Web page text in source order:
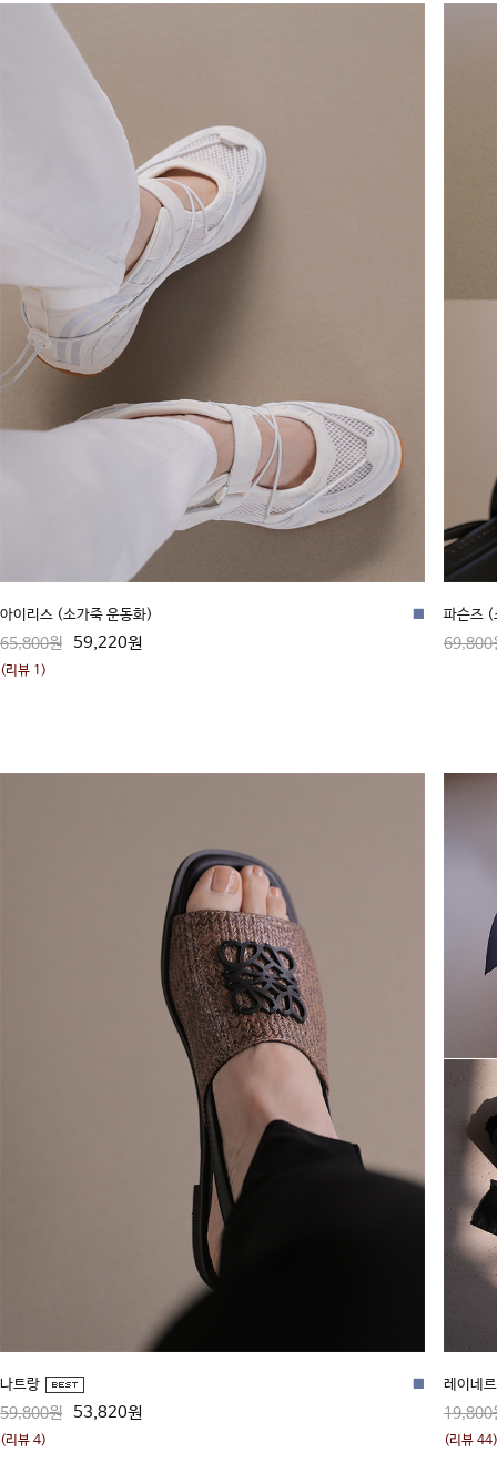
아이리스 (소가죽 운동화)
65,800원 59,220원
(리뷰 1)
파슨즈
69,800
나트랑
59,800원 53,820원
(리뷰 4)
레이네
19,800
(리뷰 44)